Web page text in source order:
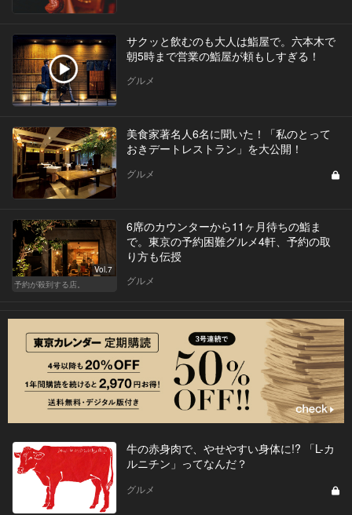
サクッと飲むのも大人は鮨屋で。六本木で
朝5時まで営業の鮨屋が頼もしすぎる！
グルメ
美食家著名人6名に聞いた！「私のとって
おきデートレストラン」を大公開！
グルメ
Vol.7
予約が殺到する店。
6席のカウンターから11ヶ月待ちの鮨ま
で。東京の予約困難グルメ4軒、予約の取
り方も伝授
グルメ
牛の赤身肉で、やせやすい身体に!? 「L-カ
ルニチン」ってなんだ？
グルメ